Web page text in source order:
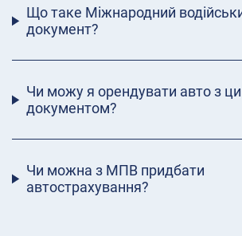
Що таке Міжнародний
документ?
Чи можу я орендувати авто з
документом?
Чи можна з МПВ придбати
автострахування?